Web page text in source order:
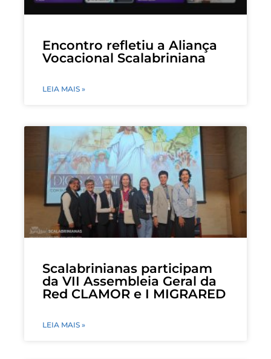
Encontro refletiu a Aliança
Vocacional Scalabriniana
LEIA MAIS »
Scalabrinianas participam
da VII Assembleia Geral da
Red CLAMOR e I MIGRARED
LEIA MAIS »